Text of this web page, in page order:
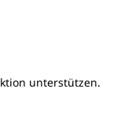
unterstützen.